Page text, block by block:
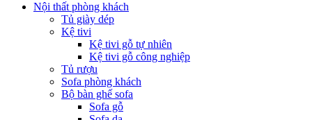
Nội thất phòng khách
Tủ giày dép
Kệ tivi
Kệ tivi gỗ tự nhiên
Kệ tivi gỗ công nghiệp
Tủ rượu
Sofa phòng khách
Bộ bàn ghế sofa
Sofa gỗ